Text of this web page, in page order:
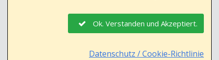
AGB • Datenschutz
© 1994-2019 cix.eu internet services, Manfred Jambor
Ok. Verstanden und Akzeptiert.
Datenschutz / Cookie-Richtlinie